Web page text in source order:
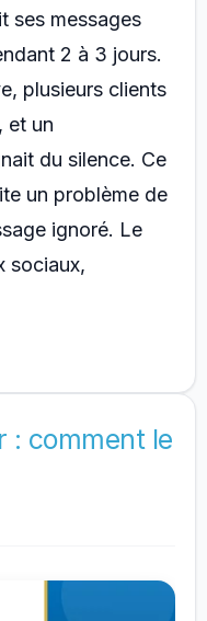
ses messages
2 à 3 jours.
plusieurs clients
et un
du silence. Ce
un problème de
ignoré. Le
sociaux,
: comment le